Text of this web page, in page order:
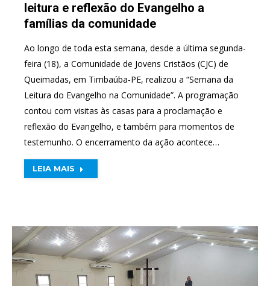
leitura e reflexão do Evangelho a
famílias da comunidade
Ao longo de toda esta semana, desde a última segunda-
feira (18), a Comunidade de Jovens Cristãos (CJC) de
Queimadas, em Timbaúba-PE, realizou a “Semana da
Leitura do Evangelho na Comunidade”. A programação
contou com visitas às casas para a proclamação e
reflexão do Evangelho, e também para momentos de
testemunho. O encerramento da ação acontece…
LEIA MAIS